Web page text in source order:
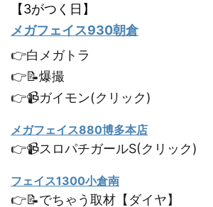
【3がつく日】
メガフェイス930朝倉
👉白メガトラ
👉📝爆撮
👉📹ガイモン(クリック)
メガフェイス880博多本店
👉📹スロパチガールS(クリック)
フェイス1300小倉南
👉📝でちゃう取材【ダイヤ】